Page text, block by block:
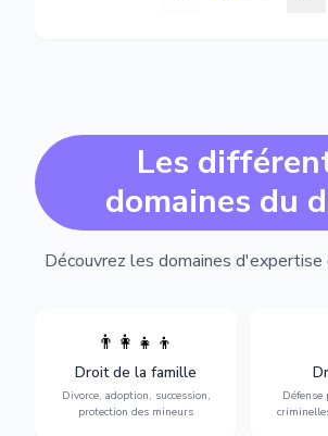
Les
domaines du
Découvrez les domaines d'expertise
👨‍👩‍👧‍👦
Droit de la famille
Divorce, adoption, succession,
protection des mineurs
Divorce, garde d'enfants,
adoption, succession et
protection des personnes
vulnérables.
Défense
vue
toute